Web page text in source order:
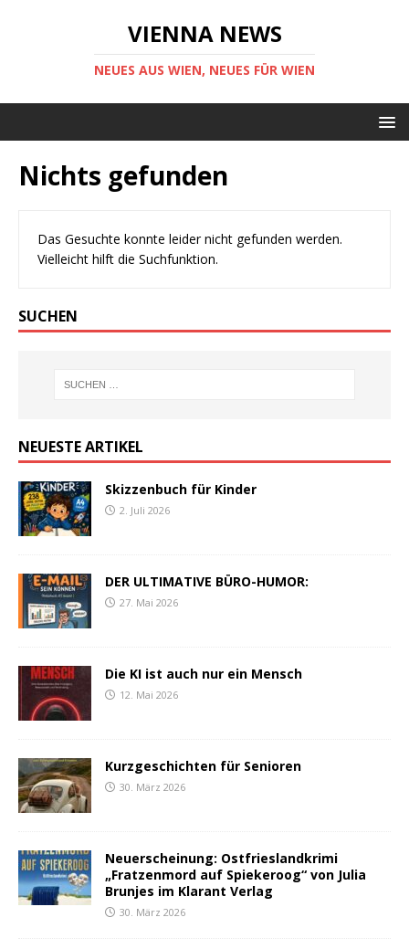
VIENNA NEWS
NEUES AUS WIEN, NEUES FÜR WIEN
Nichts gefunden
Das Gesuchte konnte leider nicht gefunden werden.
Vielleicht hilft die Suchfunktion.
SUCHEN
NEUESTE ARTIKEL
Skizzenbuch für Kinder
2. Juli 2026
DER ULTIMATIVE BÜRO-HUMOR:
27. Mai 2026
Die KI ist auch nur ein Mensch
12. Mai 2026
Kurzgeschichten für Senioren
30. März 2026
Neuerscheinung: Ostfrieslandkrimi
„Fratzenmord auf Spiekeroog“ von Julia
Brunjes im Klarant Verlag
30. März 2026